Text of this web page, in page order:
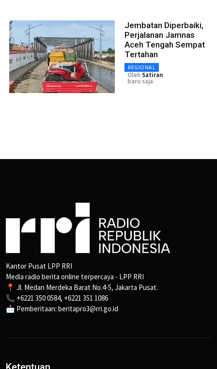
Jembatan Diperbaiki,
Perjalanan Jamnas
Aceh Tengah Sempat
Tertahan
REGIONAL
OlehSatiran
baru saja
Kantor Pusat LPP RRI
Media radio berita online terpercaya - LPP RRI
📍 Jl. Medan Merdeka Barat No.4-5, Jakarta Pusat.
📞 +6221 350 0584, +6221 351 1086
📩 Pemberitaan: beritapro3@rri.go.id